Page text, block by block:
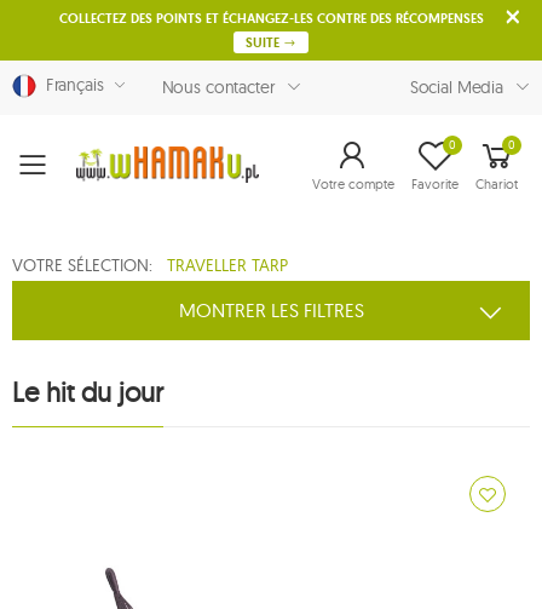
COLLECTEZ DES POINTS ET ÉCHANGEZ-LES CONTRE DES RÉCOMPENSES
SUITE
Français Nous contacter Social Media
Menu Votre compte Favorite
0 0
Chariot
VOTRE SÉLECTION: TRAVELLER TARP
MONTRER LES FILTRES
Le hit du jour